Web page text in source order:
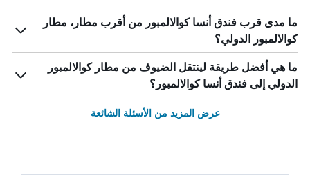
ما مدى قرب فندق أنسا كوالالمبور من أقرب مطار، مطار
كوالالمبور الدولي؟
ما هي أفضل طريقة لينتقل الضيوف من مطار كوالالمبور
الدولي إلى فندق أنسا كوالالمبور؟
عرض المزيد من الأسئلة الشائعة